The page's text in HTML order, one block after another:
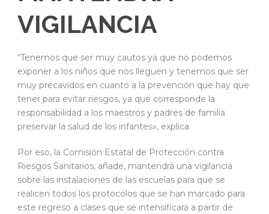
VIGILANCIA
“Tenemos que ser muy cautos ya que no podemos
exponer a los niños que nos lleguen y tenemos que ser
muy precavidos en cuanto a la prevención que hay que
tener para evitar riesgos, ya que corresponde la
responsabilidad a los maestros y padres de familia
preservar la salud de los infantes», explica
Por eso, la Comisión Estatal de Protección contra
Riesgos Sanitarios, añade, mantendrá una vigilancia
sobre las instalaciones de las escuelas para que se
realicen todos los protocolos que se han marcado para
este regreso a clases que se intensificará a partir de